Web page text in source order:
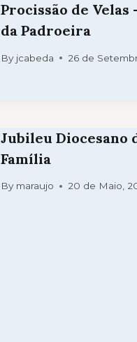
Procissão de Velas
da Padroeira
By jcabeda 26 de
Jubileu Diocesano
Família
By maraujo 20 de Maio,